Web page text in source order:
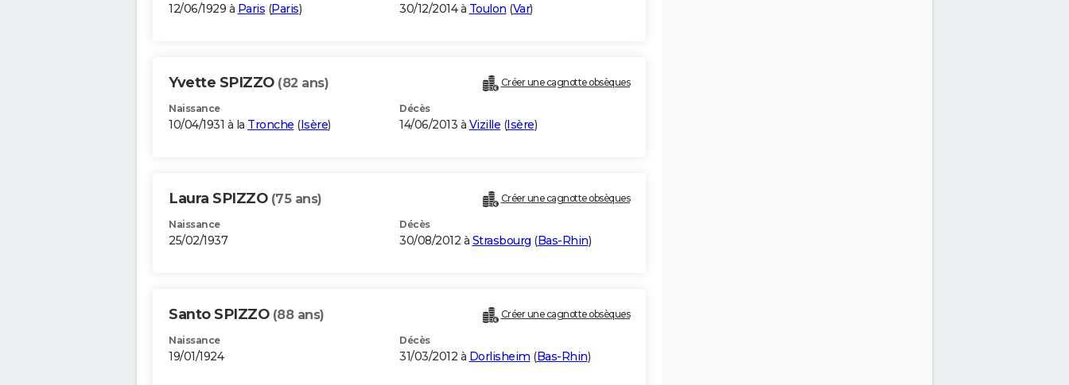
12/06/1929 à Paris (Paris) 30/12/2014 à Toulon (Var)
Yvette SPIZZO (82 ans) Créer une cagnotte obsèques
Naissance
10/04/1931 à la Tronche (Isère)
Décès
14/06/2013 à Vizille (Isère)
Laura SPIZZO (75 ans) Créer une cagnotte obsèques
Naissance
25/02/1937
Décès
30/08/2012 à Strasbourg (Bas-Rhin)
Santo SPIZZO (88 ans) Créer une cagnotte obsèques
Naissance
19/01/1924
Décès
31/03/2012 à Dorlisheim (Bas-Rhin)